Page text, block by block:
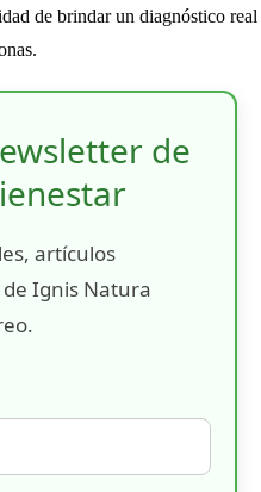
de brindar un diagnóstico real
de
artículos
Ignis Natura